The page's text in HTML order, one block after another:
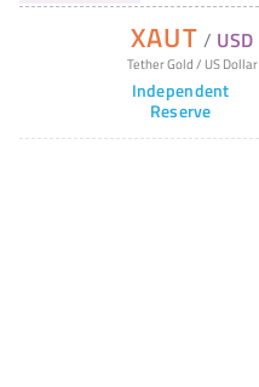
XAUT / USD
Tether Gold/ US Dollar
Independent
Reserve